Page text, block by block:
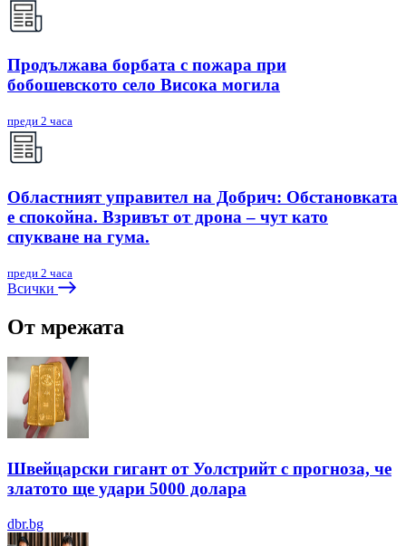
Продължава борбата с пожара при
бобошевското село Висока могила
преди 2 часа
Областният управител на Добрич: Обстановката
е спокойна. Взривът от дрона – чут като
спукване на гума.
преди 2 часа
Всички
От мрежата
Швейцарски гигант от Уолстрийт с прогноза, че
златото ще удари 5000 долара
dbr.bg